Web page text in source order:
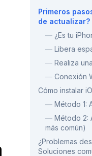
Primeros
de actualizar?
— ¿Es tu
— Libera
— Realiza
— Conexión
Cómo instalar
— Método 1:
— Método 2:
más común)
¿Problemas
Soluciones